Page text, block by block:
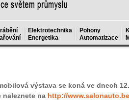
Elektrotechnika
Energetika
Pohony
Automatizace
výstava se koná ve dnech
naleznete na http://www.salonauto.be